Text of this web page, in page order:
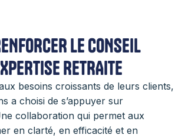
LE CONSEIL
RETRAITE
besoins croissants de leurs clients,
a choisi de s’appuyer sur
collaboration qui permet aux
en clarté, en efficacité et en